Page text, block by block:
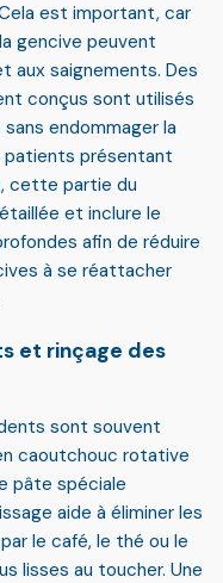
est important, car
gencive peuvent
aux saignements. Des
conçus sont utilisés
endommager la
patients présentant
cette partie du
et inclure le
afin de réduire
à se réattacher
et rinçage des
sont souvent
caoutchouc rotative
pâte spéciale
aide à éliminer les
le café, le thé ou le
lisses au toucher. Une